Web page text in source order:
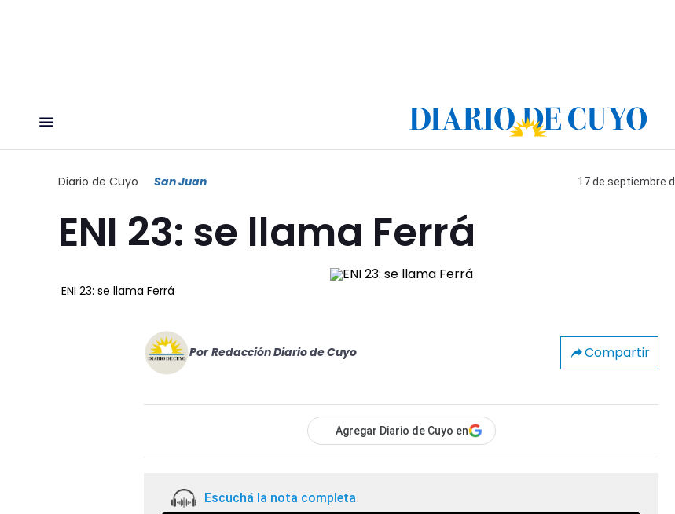
Diario de Cuyo San Juan 17 de septiembre
ENI 23: se llama Ferrá
ENI 23: se llama Ferrá
Por Redacción Diario de Cuyo Compartir
Agregar Diario de Cuyo en
Escuchá la nota completa